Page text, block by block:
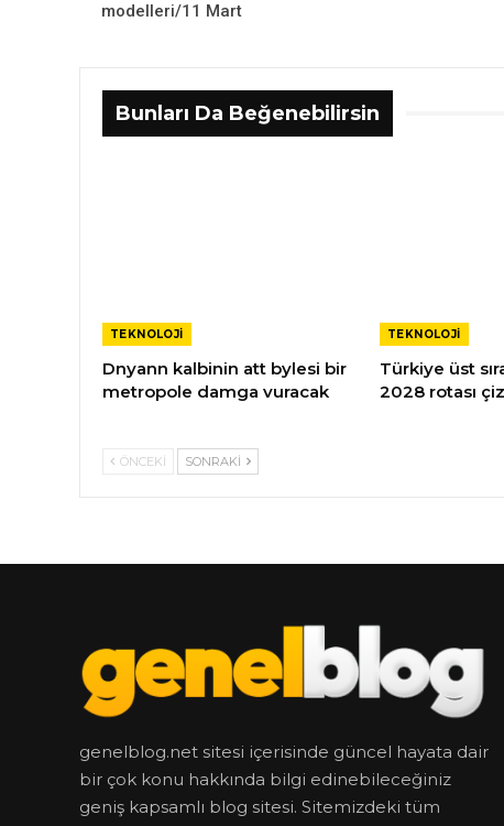
modelleri/11 Mart
Bunları Da Beğenebilirsin
TEKNOLOJI
Dnyann kalbinin att bylesi bir
metropole damga vuracak
TEKNOLOJI
Türkiye üst
2028 rotası
ÖNCEKI SONRAKI
genelblog.net sitesi içerisinde güncel hayata dair
bir çok konu hakkında bilgi edinebileceğiniz
geniş kapsamlı blog sitesi. Sitemizdeki tüm